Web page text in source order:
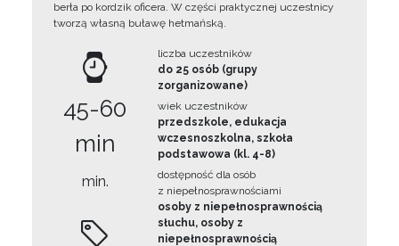
berła po kordzik oficera. W części praktycznej uczestnicy
tworzą własną buławę hetmańską.
45-60
min
min.
liczba uczestników
do 25 osób (grupy
zorganizowane)
wiek uczestników
przedszkole, edukacja
wczesnoszkolna, szkoła
podstawowa (kl. 4-8)
dostępność dla osób
z niepełnosprawnościami
osoby z niepełnosprawnością
słuchu, osoby z
niepełnosprawnością